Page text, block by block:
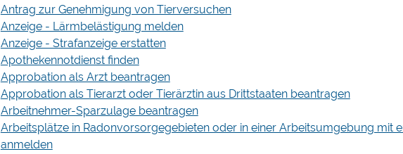
Antrag zur Genehmigung von Tierversuchen
Anzeige - Lärmbelästigung melden
Anzeige - Strafanzeige erstatten
Apothekennotdienst finden
Approbation als Arzt beantragen
Approbation als Tierarzt oder Tierärztin aus Drittstaaten beantragen
Arbeitnehmer-Sparzulage beantragen
Arbeitsplätze in Radonvorsorgegebieten oder in einer Arbeitsumgebung mit
anmelden